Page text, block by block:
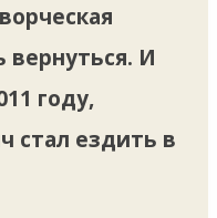
вернуться. И
году,
стал ездить в